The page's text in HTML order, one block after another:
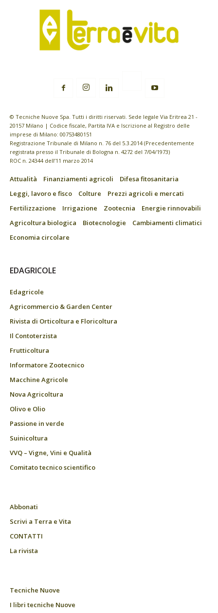
© Tecniche Nuove Spa. Tutti i diritti riservati. Sede legale Via Eritrea 21 -
20157 Milano | Codice fiscale, Partita IVA e Iscrizione al Registro delle
imprese di Milano: 00753480151
Registrazione Tribunale di Milano n. 76 del 5.3.2014 (Precedentemente
registrata presso il Tribunale di Bologna n. 4272 del 7/04/1973)
ROC n. 24344 dell’11 marzo 2014
Attualità Finanziamenti agricoli
Difesa fitosanitaria
Leggi, lavoro e fisco
Colture
Prezzi agricoli e mercati
Fertilizzazione
Irrigazione Zootecnia
Energie rinnovabili
Agricoltura biologica
Biotecnologie
Cambiamenti climatici
Economia circolare
EDAGRICOLE
Edagricole
Agricommercio & Garden Center
Rivista di Orticoltura e Floricoltura
Il Contoterzista
Frutticoltura
Informatore Zootecnico
Macchine Agricole
Nova Agricoltura
Olivo e Olio
Passione in verde
Suinicoltura
VVQ – Vigne, Vini e Qualità
Comitato tecnico scientifico
Abbonati
Scrivi a Terra e Vita
CONTATTI
La rivista
Tecniche Nuove
I libri tecniche Nuove